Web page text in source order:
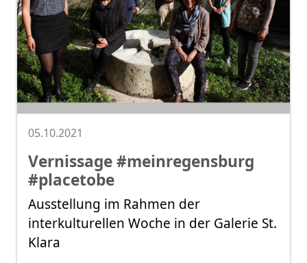
05.10.2021
Vernissage #meinregensburg
#placetobe
Ausstellung im Rahmen der
interkulturellen Woche in der Galerie St.
Klara